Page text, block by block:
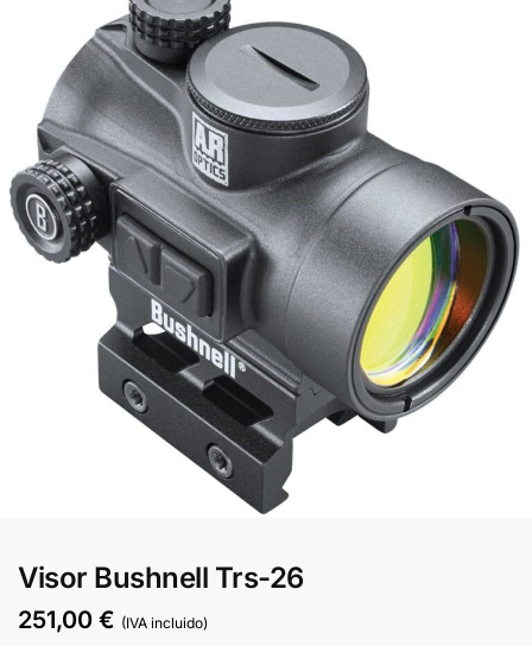
Visor Bushnell Trs-26
251,00 € (IVA incluido)